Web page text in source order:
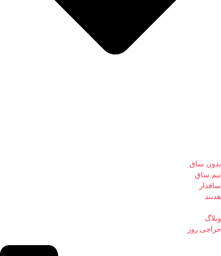
بدون ساق
نیم ساق
ساقدار
هدبند
وبلاگ
حراجی روز